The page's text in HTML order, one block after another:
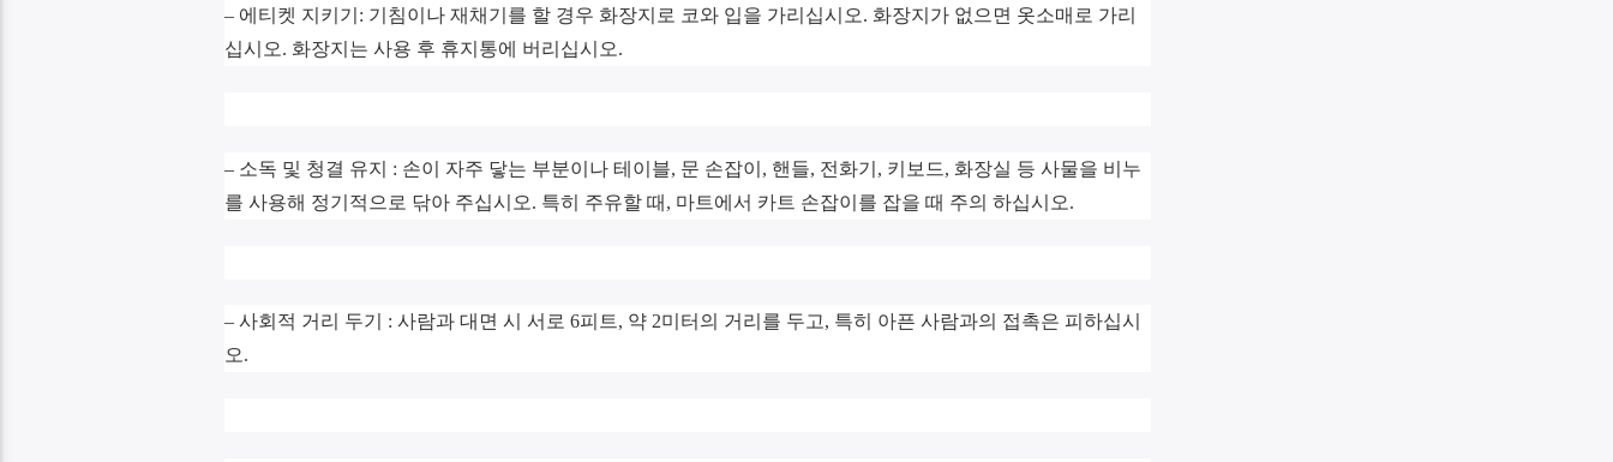
– 에티켓 지키기: 기침이나 재채기를 할 경우 화장지로 코와 입을 가리십시오. 화장지가 없으면 옷소매로 가리
십시오. 화장지는 사용 후 휴지통에 버리십시오.
– 소독 및 청결 유지 : 손이 자주 닿는 부분이나 테이블, 문 손잡이, 핸들, 전화기, 키보드, 화장실 등 사물을 비누
를 사용해 정기적으로 닦아 주십시오. 특히 주유할 때, 마트에서 카트 손잡이를 잡을 때 주의 하십시오.
– 사회적 거리 두기 : 사람과 대면 시 서로 6피트, 약 2미터의 거리를 두고, 특히 아픈 사람과의 접촉은 피하십시
오.